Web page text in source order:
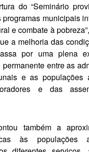
do “Se­minário
munici­pais
e combate à
a me­lhoria das
por uma plena
entre as
e as populações
e das
também a
às populações